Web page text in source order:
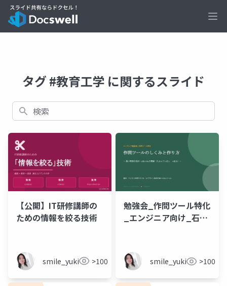
タグ #教育工学 に関するスライド
検索
【公開】IT研修講師の
ための情報を絞る技術
smile_yukiko_it>100
勉強会_作問ツール特化
_エンジニア向け_石黒
smile_yukiko_it>100